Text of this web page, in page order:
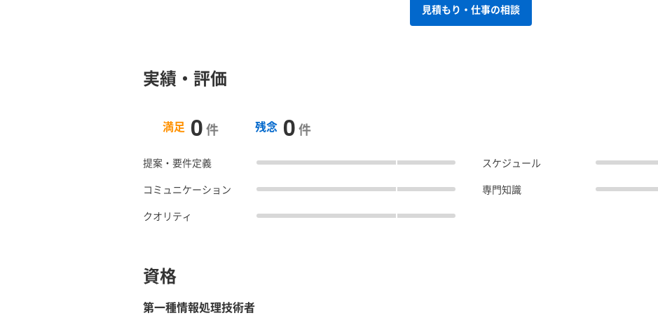
見積もり・仕事の相談
実績・評価
満足 0件 残念 0件
提案・要件定義
コミュニケーション
クオリティ
スケジュール
専門知識
資格
第一種情報処理技術者